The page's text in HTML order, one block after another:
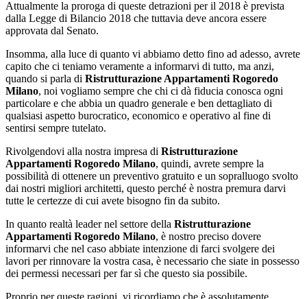
Attualmente la proroga di queste detrazioni per il 2018 è prevista
dalla Legge di Bilancio 2018 che tuttavia deve ancora essere
approvata dal Senato.
Insomma, alla luce di quanto vi abbiamo detto fino ad adesso, avrete
capito che ci teniamo veramente a informarvi di tutto, ma anzi,
quando si parla di Ristrutturazione Appartamenti Rogoredo
Milano, noi vogliamo sempre che chi ci dà fiducia conosca ogni
particolare e che abbia un quadro generale e ben dettagliato di
qualsiasi aspetto burocratico, economico e operativo al fine di
sentirsi sempre tutelato.
Rivolgendovi alla nostra impresa di Ristrutturazione
Appartamenti Rogoredo Milano, quindi, avrete sempre la
possibilità di ottenere un preventivo gratuito e un sopralluogo svolto
dai nostri migliori architetti, questo perché è nostra premura darvi
tutte le certezze di cui avete bisogno fin da subito.
In quanto realtà leader nel settore della Ristrutturazione
Appartamenti Rogoredo Milano, è nostro preciso dovere
informarvi che nel caso abbiate intenzione di farci svolgere dei
lavori per rinnovare la vostra casa, è necessario che siate in possesso
dei permessi necessari per far sì che questo sia possibile.